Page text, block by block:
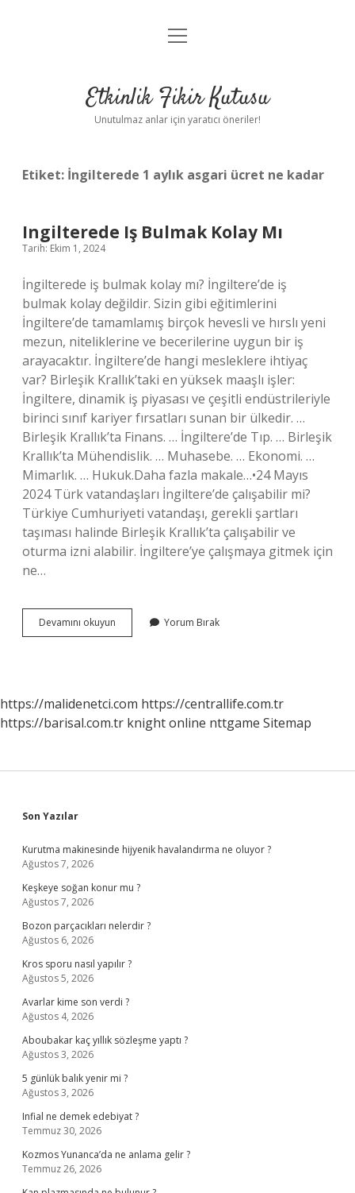
Anasayfa
Yasal Uyarı
menüyü
Etkinlik Fikir Kutusu
Unutulmaz anlar için yaratıcı öneriler!
Etiket: İngilterede 1 aylık asgari ücret ne kadar
Ingilterede Iş Bulmak Kolay Mı
Tarih: Ekim 1, 2024
İngilterede iş bulmak kolay mı? İngiltere’de iş
bulmak kolay değildir. Sizin gibi eğitimlerini
İngiltere’de tamamlamış birçok hevesli ve hırslı yeni
mezun, niteliklerine ve becerilerine uygun bir iş
arayacaktır. İngiltere’de hangi mesleklere ihtiyaç
var? Birleşik Krallık’taki en yüksek maaşlı işler:
İngiltere, dinamik iş piyasası ve çeşitli endüstrileriyle
birinci sınıf kariyer fırsatları sunan bir ülkedir. …
Birleşik Krallık’ta Finans. … İngiltere’de Tıp. … Birleşik
Krallık’ta Mühendislik. … Muhasebe. … Ekonomi. …
Mimarlık. … Hukuk.Daha fazla makale…•24 Mayıs
2024 Türk vatandaşları İngiltere’de çalışabilir mi?
Türkiye Cumhuriyeti vatandaşı, gerekli şartları
taşıması halinde Birleşik Krallık’ta çalışabilir ve
oturma izni alabilir. İngiltere’ye çalışmaya gitmek için
ne…
Devamını okuyun Ingilterede
Iş
Yorum Bırak
https://malidenetci.com https://centrallife.com.tr
https://barisal.com.tr knight online nttgame Sitemap
Sidebar
Son Yazılar
Kurutma makinesinde hijyenik havalandırma ne oluyor ?
Ağustos 7, 2026
Keşkeye soğan konur mu ?
Ağustos 7, 2026
Bozon parçacıkları nelerdir ?
Ağustos 6, 2026
Kros sporu nasıl yapılır ?
Ağustos 5, 2026
Avarlar kime son verdi ?
Ağustos 4, 2026
Aboubakar kaç yıllık sözleşme yaptı ?
Ağustos 3, 2026
5 günlük balık yenir mi ?
Ağustos 3, 2026
Infial ne demek edebiyat ?
Temmuz 30, 2026
Kozmos Yunanca’da ne anlama gelir ?
Temmuz 26, 2026